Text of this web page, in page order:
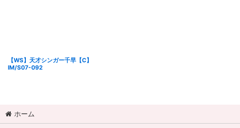
【WS】天才シンガー千早【C】
IM/S07-092
ホーム